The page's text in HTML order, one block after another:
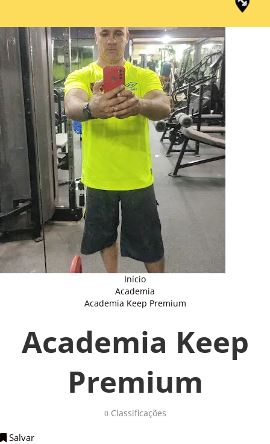
Início
Academia
Academia Keep Premium
Academia Keep
Premium
0Classificações
Salvar